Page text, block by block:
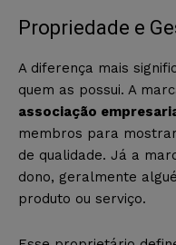
Propriedade e
A diferença mais
quem as possui. A
associação
membros para
de qualidade. Já a
dono, geralmente
produto ou serviço.